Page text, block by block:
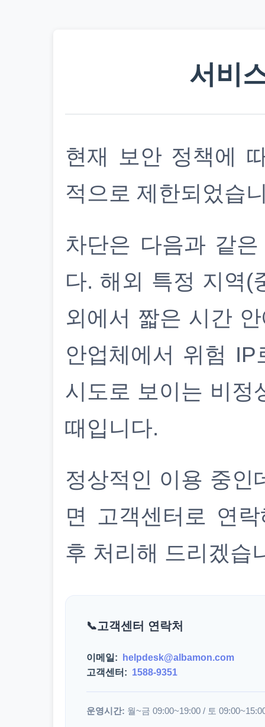
서비
현재 보안 정책에
적으로 제한되었습
차단은 다음과 같
다. 해외 특정 지역(
외에서 짧은 시간
안업체에서 위험
시도로 보이는 비정
때입니다.
정상적인 이용 중인
면 고객센터로 연
후 처리해 드리겠습
고객센터 연락처
이메일:
helpdesk@albamon.com
고객센터: 1588-9351
운영시간: 월~금 09:00~19:00 / 토